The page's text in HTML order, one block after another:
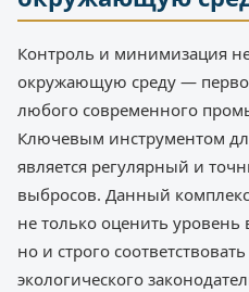
Контроль и минимизация
окружающую среду —
любого современного
Ключевым инструментом
является регулярный и
выбросов. Данный
не только оценить уровень
но и строго
экологического